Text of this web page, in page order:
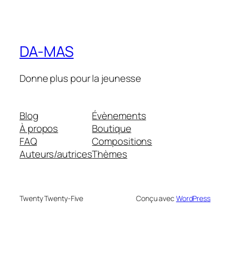
DA-MAS
Donne plus pour la jeunesse
Blog
À propos
FAQ
Auteurs/autrices
Évènements
Boutique
Compositions
Thèmes
Twenty Twenty-Five Conçu avec WordPress